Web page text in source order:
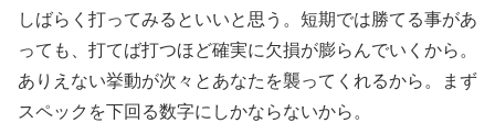
しばらく打ってみるといいと思う。短期では勝てる事があ
っても、打てば打つほど確実に欠損が膨らんでいくから。
ありえない挙動が次々とあなたを襲ってくれるから。まず
スペックを下回る数字にしかならないから。